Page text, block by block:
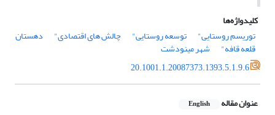
کلیدواژه‌ها
توریسم روستایی"
توسعه روستایی" چالش های اقتصادی" دهستان
قلعه قافه"
شهر مینودشت
20.1001.1.20087373.1393.5.1.9.6
عنوان مقاله English